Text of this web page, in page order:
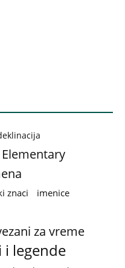
Elementary
znaci imenice
za vreme
i legende